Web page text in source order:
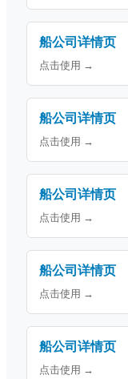
船公司详情页
点击使用 →
船公司详情页
点击使用 →
船公司详情页
点击使用 →
船公司详情页
点击使用 →
船公司详情页
点击使用 →